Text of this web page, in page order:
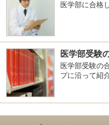
医学部に合格
医学部受験
医学部受験の
プに沿って紹